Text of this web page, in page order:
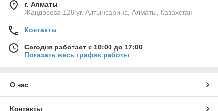
г. Алматы
Жандосова 128 уг. Алтынсарина, Алматы, Казахстан
Контакты
Сегодня работает с 10:00 до 17:00
Показать весь график работы
О нас
Контакты